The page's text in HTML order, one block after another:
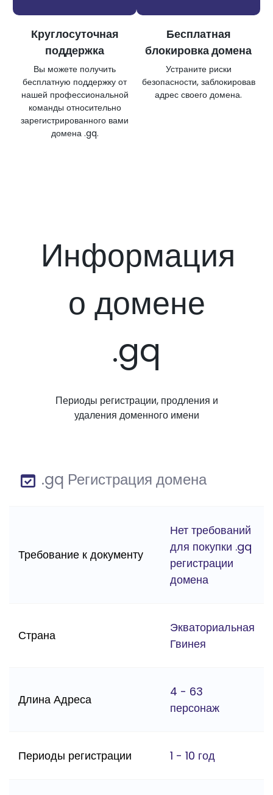
Круглосуточная
поддержка
Вы можете получить
бесплатную поддержку от
нашей профессиональной
команды относительно
зарегистрированного вами
домена .gq.
Бесплатная
блокировка домена
Устраните риски
безопасности, заблокировав
адрес своего домена.
Информация
о домене
.gq
Периоды регистрации, продления и
удаления доменного имени
.gq Регистрация домена
Требование к документу
Нет требований
для покупки .gq
регистрации
домена
Страна
Экваториальная
Гвинея
Длина Адреса
4 - 63
персонаж
Периоды регистрации 1 - 10 год